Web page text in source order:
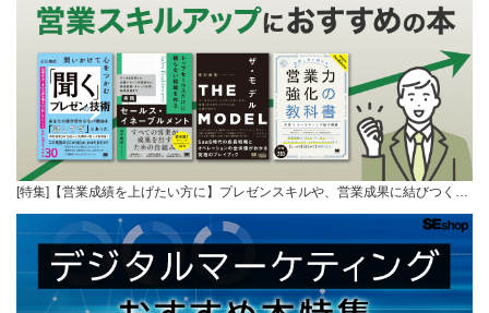
[特集]【営業成績を上げたい方に】プレゼンスキルや、営業成果に結びつく…